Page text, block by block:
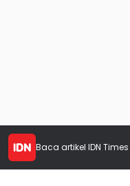
Baca artikel IDN Times